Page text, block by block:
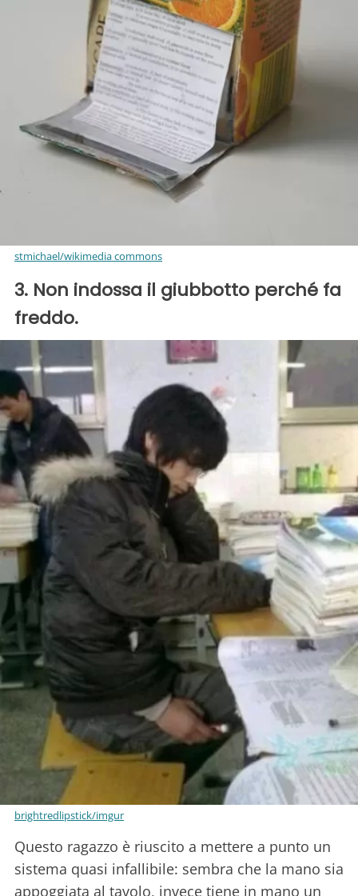
stmichael/wikimedia commons
3. Non indossa il giubbotto perché fa
freddo.
brightredlipstick/imgur
Questo ragazzo è riuscito a mettere a punto un
sistema quasi infallibile: sembra che la mano sia
appoggiata al tavolo, invece tiene in mano un